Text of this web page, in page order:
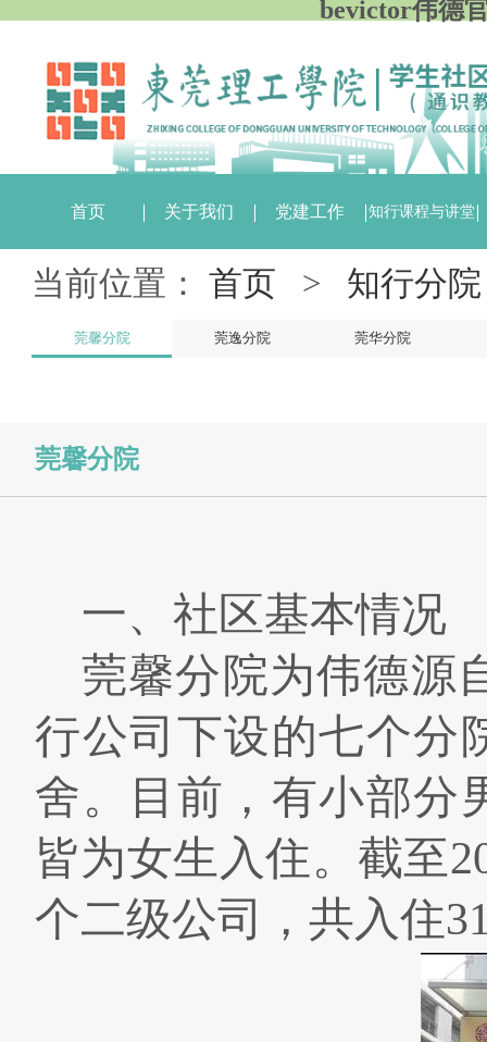
bevictor伟德
首页 关于我们 党建工作 知行课程与讲堂
当前位置：首页 > 知行分院
莞馨分院 莞逸分院 莞华分院
莞馨分院
一、 社区基本情况
莞馨分院为伟德源
行公司下设的七个分
舍。目前，有小部分
皆为女生入住。截至
个二级公司，共入住